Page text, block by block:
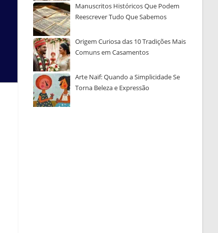
Manuscritos Históricos Que Podem
Reescrever Tudo Que Sabemos
Origem Curiosa das 10 Tradições Mais
Comuns em Casamentos
Arte Naïf: Quando a Simplicidade Se
Torna Beleza e Expressão